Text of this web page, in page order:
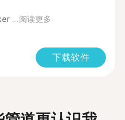
...阅读更多
下载软件